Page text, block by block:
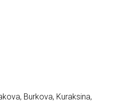
Burkova, Kuraksina,